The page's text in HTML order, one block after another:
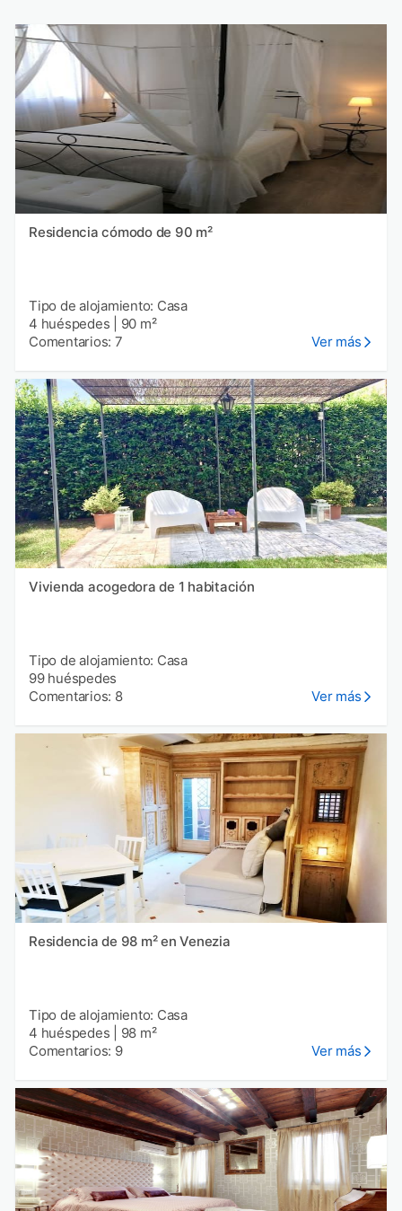
Residencia cómodo de 90 m²
Tipo de alojamiento: Casa
4 huéspedes
90 m²
Comentarios: 7
Ver más
Vivienda acogedora de 1 habitación
Tipo de alojamiento: Casa
99 huéspedes
Comentarios: 8
Ver más
Residencia de 98 m² en Venezia
Tipo de alojamiento: Casa
4 huéspedes
98 m²
Comentarios: 9
Ver más